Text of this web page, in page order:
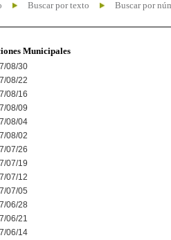
Buscar por texto Buscar por
Municipales
08/30
08/22
08/16
08/09
08/04
08/02
07/26
07/19
07/12
07/05
06/28
06/21
06/14